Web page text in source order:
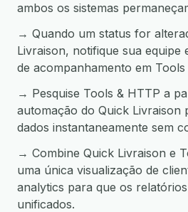
ambos os sistemas
→ Quando um status for
Livraison, notifique sua equipe
de acompanhamento em Tools
→ Pesquise Tools & HTTP a
automação do Quick Livraison
dados instantaneamente sem
→ Combine Quick Livraison e
uma única visualização de
analytics para que os
unificados.